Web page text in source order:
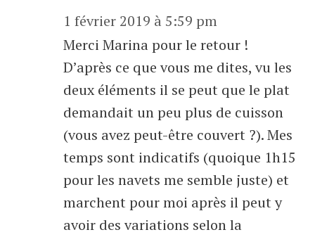
1 février 2019 à 5:59 pm
Merci Marina pour le retour !
D’après ce que vous me dites, vu les
deux éléments il se peut que le plat
demandait un peu plus de cuisson
(vous avez peut-être couvert ?). Mes
temps sont indicatifs (quoique 1h15
pour les navets me semble juste) et
marchent pour moi après il peut y
avoir des variations selon la